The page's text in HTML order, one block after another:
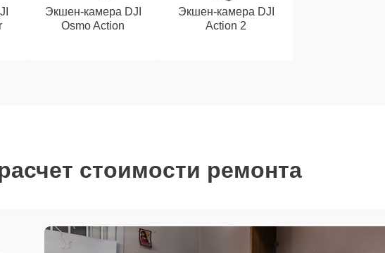
Экшен-камера DJI
Osmo Action
Экшен-камера DJI
Action 2
стоимости ремонта